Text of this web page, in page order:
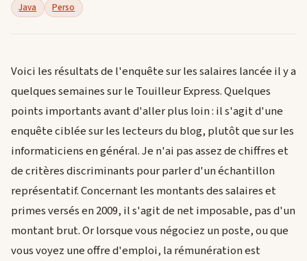
Java Perso
Voici les résultats de l'enquête sur les salaires lancée il y a
quelques semaines sur le Touilleur Express. Quelques
points importants avant d'aller plus loin : il s'agit d'une
enquête ciblée sur les lecteurs du blog, plutôt que sur les
informaticiens en général. Je n'ai pas assez de chiffres et
de critères discriminants pour parler d'un échantillon
représentatif. Concernant les montants des salaires et
primes versés en 2009, il s'agit de net imposable, pas d'un
montant brut. Or lorsque vous négociez un poste, ou que
vous voyez une offre d'emploi, la rémunération est